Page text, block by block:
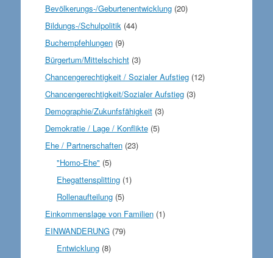
Bevölkerungs-/Geburtenentwicklung(20)
Bildungs-/Schulpolitik (44)
Buchempfehlungen(9)
Bürgertum/Mittelschicht(3)
Chancengerechtigkeit / Sozialer Aufstieg(12)
Chancengerechtigkeit/Sozialer Aufstieg(3)
Demographie/Zukunfsfähigkeit(3)
Demokratie / Lage / Konflikte(5)
Ehe / Partnerschaften(23)
"Homo-Ehe" (5)
Ehegattensplitting (1)
Rollenaufteilung (5)
Einkommenslage von Familien(1)
EINWANDERUNG(79)
Entwicklung (8)